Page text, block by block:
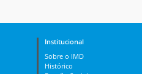
Institucional
Sobre o IMD
Histórico